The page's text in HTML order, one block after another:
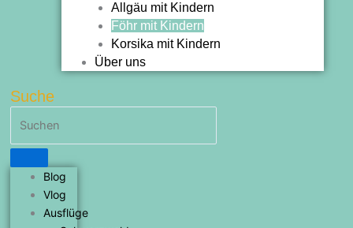
Allgäu mit Kindern
Föhr mit Kindern
Korsika mit Kindern
Über uns
Suche
Blog
Vlog
Ausflüge